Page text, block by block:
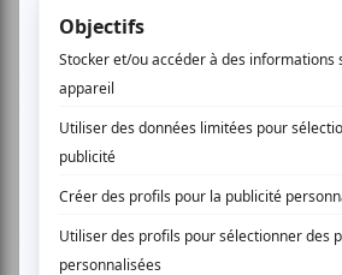
devenant à tour de rôle créateur,
Héros. La présence d'un pianiste sur
pour réaliser leurs exploits.
À la fin du spectacle, les enfants
photographier avec les clowns!